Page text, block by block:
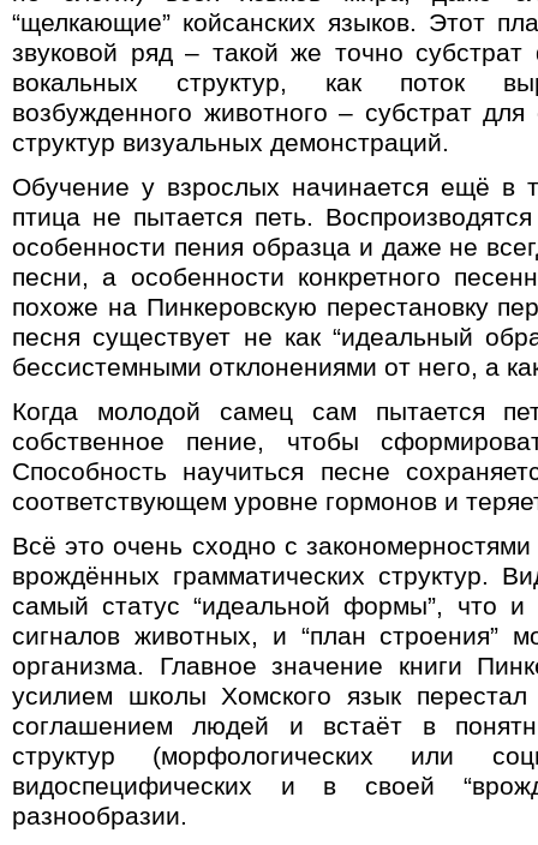
“щелкающие” койсанских языков. Этот
звуковой ряд – такой же точно
вокальных структур, как поток
возбужденного животного – субстрат
структур визуальных демонстраций.
Обучение у взрослых начинается ещё в
птица не пытается петь.
особенности пения образца и даже не
песни, а особенности конкретного
похоже на Пинкеровскую перестановку
песня существует не как “идеальный
бессистемными отклонениями от него, а
Когда молодой самец сам пытается
собственное пение, чтобы
Способность научиться песне
соответствующем уровне гормонов и
Всё это очень сходно с
врождённых грамматических структур.
самый статус “идеальной формы”, что
сигналов животных, и “план строения”
организма. Главное значение книги
усилием школы Хомского язык
соглашением людей и встаёт в
структур (морфологических или
видоспецифических и в своей
разнообразии.